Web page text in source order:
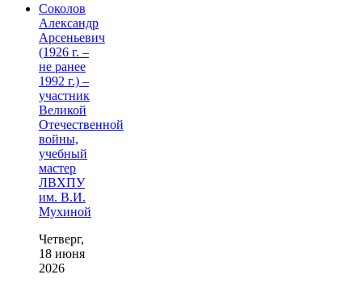
Соколов
Александр
Арсеньевич
(1926 г. –
не ранее
1992 г.) –
участник
Великой
Отечественной
войны,
учебный
мастер
ЛВХПУ
им. В.И.
Мухиной
Четверг,
18 июня
2026